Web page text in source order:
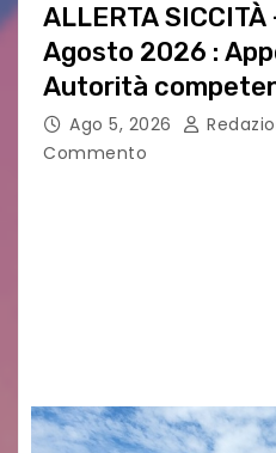
ALLERTA SICCITÀ
Agosto 2026 :
Autorità
Ago 5, 2026
Commento